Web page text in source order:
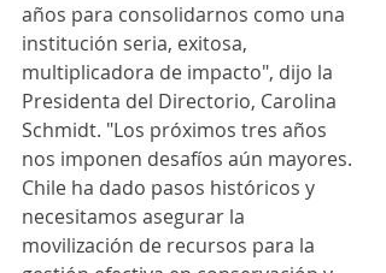
años para consolidarnos como una
institución seria, exitosa,
multiplicadora de impacto", dijo la
Presidenta del Directorio, Carolina
Schmidt. "Los próximos tres años
nos imponen desafíos aún mayores.
Chile ha dado pasos históricos y
necesitamos asegurar la
movilización de recursos para la